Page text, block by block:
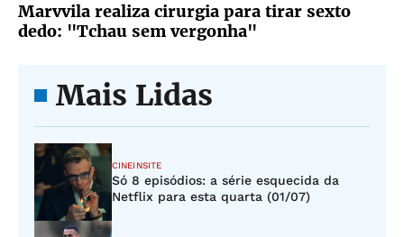
Marvvila realiza cirurgia para tirar sexto
dedo: "Tchau sem vergonha"
Mais Lidas
CINEINSITE
Só 8 episódios: a série esquecida da
Netflix para esta quarta (01/07)